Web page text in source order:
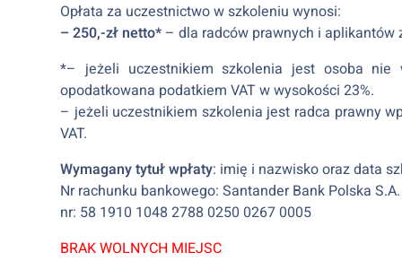
Opłata za uczestnictwo w szkoleniu wynosi:
– 250,-zł netto* – dla radców prawnych i aplikantów
*– jeżeli uczestnikiem szkolenia jest osoba nie
opodatkowana podatkiem VAT w wysokości 23%.
– jeżeli uczestnikiem szkolenia jest radca prawny
VAT.
Wymagany tytuł wpłaty: imię i nazwisko oraz data
Nr rachunku bankowego: Santander Bank Polska S.A.
nr: 58 1910 1048 2788 0250 0267 0005
BRAK WOLNYCH MIEJSC